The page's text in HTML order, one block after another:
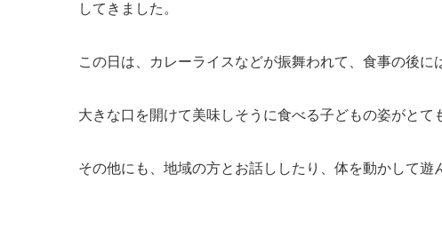
してきました。
この日は、カレーライスなどが振舞われて、食事の後に
大きな口を開けて美味しそうに食べる子どもの姿がとて
その他にも、地域の方とお話ししたり、体を動かして遊